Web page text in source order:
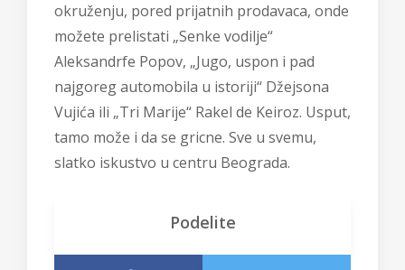
okruženju, pored prijatnih prodavaca, onde
možete prelistati „Senke vodilje“
Aleksandrfe Popov, „Jugo, uspon i pad
najgoreg automobila u istoriji“ Džejsona
Vujića ili „Tri Marije“ Rakel de Keiroz. Usput,
tamo može i da se gricne. Sve u svemu,
slatko iskustvo u centru Beograda.
Podelite